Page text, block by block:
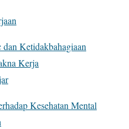
Ketidakbahagiaan
Kerja
Kesehatan Mental